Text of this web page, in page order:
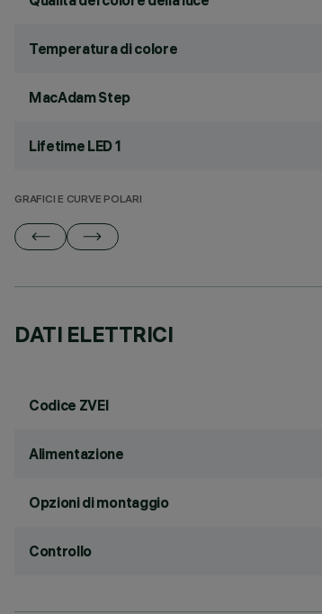
Temperatura di colore
MacAdam Step
Lifetime LED 1
GRAFICI E CURVE POLARI
DATI ELETTRICI
Codice ZVEI
Alimentazione
Opzioni di montaggio
Controllo